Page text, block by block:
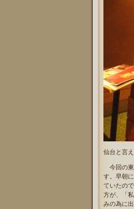
仙台と言
今回の東
す。早朝
ていたの
方が、「
みの為に